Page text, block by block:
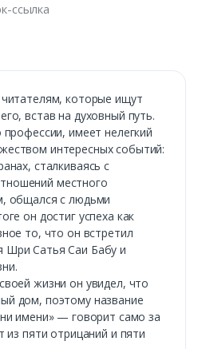
ссылка
читателям, которые ищут
встав на духовный путь.
имеет нелегкий
интересных событий:
сталкиваясь с
местного
общался с людьми
он достиг успеха как
то, что он встретил
Шри Сатья Саи Бабу и
жизни он увидел, что
дом, поэтому название
имени» — говорит само за
из пяти отрицаний и пяти